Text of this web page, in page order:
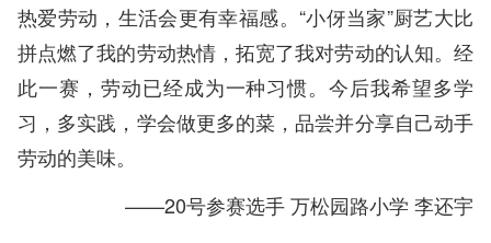
热爱劳动，生活会更有幸福感。“小伢当家”厨艺大比
拼点燃了我的劳动热情，拓宽了我对劳动的认知。经
此一赛，劳动已经成为一种习惯。今后我希望多学
习，多实践，学会做更多的菜，品尝并分享自己动手
劳动的美味。
——20号参赛选手 万松园路小学 李还宇